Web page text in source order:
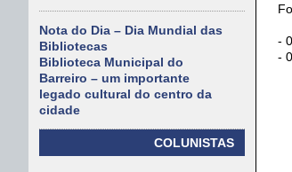
Nota do Dia – Dia Mundial das
Bibliotecas
Biblioteca Municipal do
Barreiro – um importante
legado cultural do centro da
cidade
COLUNISTAS
-
-